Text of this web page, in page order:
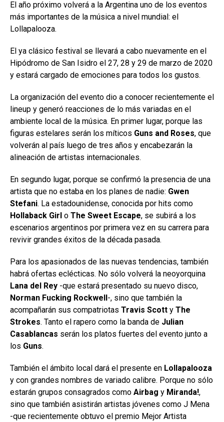
El año próximo volverá a la Argentina uno de los eventos
más importantes de la música a nivel mundial: el
Lollapalooza.
El ya clásico festival se llevará a cabo nuevamente en el
Hipódromo de San Isidro el 27, 28 y 29 de marzo de 2020
y estará cargado de emociones para todos los gustos.
La organización del evento dio a conocer recientemente el
lineup y generó reacciones de lo más variadas en el
ambiente local de la música. En primer lugar, porque las
figuras estelares serán los míticos Guns and Roses, que
volverán al país luego de tres años y encabezarán la
alineación de artistas internacionales.
En segundo lugar, porque se confirmó la presencia de una
artista que no estaba en los planes de nadie: Gwen
Stefani. La estadounidense, conocida por hits como
Hollaback Girl o The Sweet Escape, se subirá a los
escenarios argentinos por primera vez en su carrera para
revivir grandes éxitos de la década pasada.
Para los apasionados de las nuevas tendencias, también
habrá ofertas eclécticas. No sólo volverá la neoyorquina
Lana del Rey -que estará presentado su nuevo disco,
Norman Fucking Rockwell-, sino que también la
acompañarán sus compatriotas Travis Scott y The
Strokes. Tanto el rapero como la banda de Julian
Casablancas serán los platos fuertes del evento junto a
los Guns.
También el ámbito local dará el presente en Lollapalooza
y con grandes nombres de variado calibre. Porque no sólo
estarán grupos consagrados como Airbag y Miranda!,
sino que también asistirán artistas jóvenes como J Mena
-que recientemente obtuvo el premio Mejor Artista